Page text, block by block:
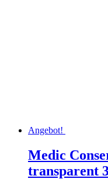
Angebot!
Medic
transparent